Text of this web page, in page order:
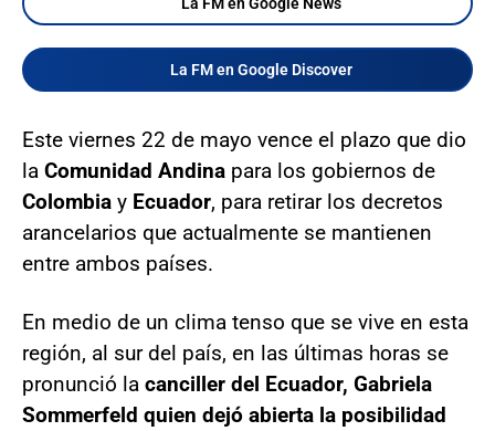
La FM en Google Discover
Este viernes 22 de mayo vence el plazo que dio
la Comunidad Andina para los gobiernos de
Colombia y Ecuador, para retirar los decretos
arancelarios que actualmente se mantienen
entre ambos países.
En medio de un clima tenso que se vive en esta
región, al sur del país, en las últimas horas se
pronunció la canciller del Ecuador, Gabriela
Sommerfeld quien dejó abierta la posibilidad